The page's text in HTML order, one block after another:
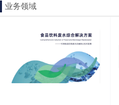
业务领域